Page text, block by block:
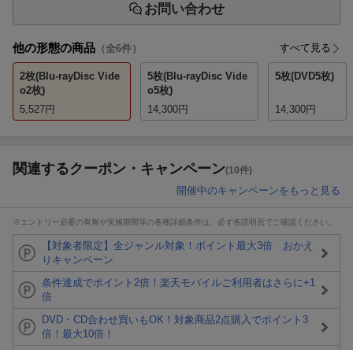
お問い合わせ
他の形態の商品 （全6件） すべて見る
2枚(Blu-rayDisc Vide
o2枚)
5,527円
5枚(Blu-rayDisc Vide
o5枚)
14,300円
5枚(DVD5枚)
14,300円
関連するクーポン・キャンペーン(10件)
開催中のキャンペーンをもっと見る
※エントリー必要の有無や実施期間等の各種詳細条件は、必ず各説明頁でご確認ください。
【対象者限定】全ジャンル対象！ポイント最大3倍 おかえ
りキャンペーン
条件達成でポイント2倍！楽天モバイルご利用者はさらに+1
倍
DVD・CD合わせ買いもOK！対象商品2点購入でポイント3
倍！最大10倍！